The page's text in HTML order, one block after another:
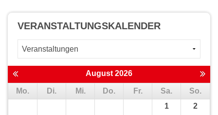
VERANSTALTUNGS­KALENDER
August 2026
Mo. Di. Mi. Do. Fr. Sa.
So.
1
2